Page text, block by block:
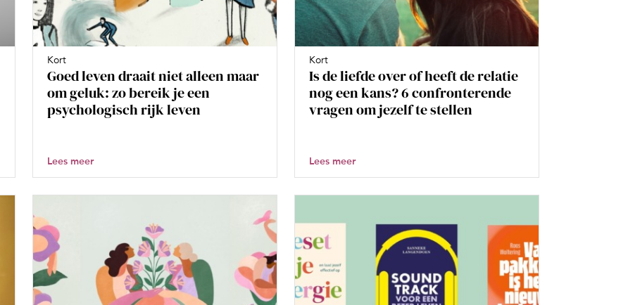
Kort
Goed leven draait niet alleen maar
om geluk: zo bereik je een
psychologisch rijk leven
Lees meer
Kort
Is de liefde over of heeft de relatie
nog een kans? 6 confronterende
vragen om jezelf te stellen
Lees meer